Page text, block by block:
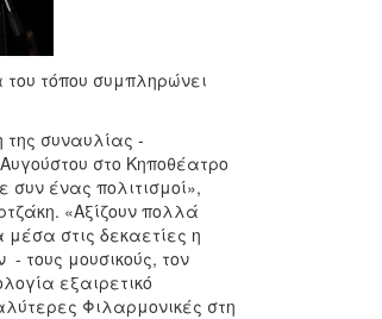
τόπου συμπληρώνει
συναυλίας -
στο Κηποθέατρο
συν ένας πολιτισμοί»,
«Αξίζουν πολλά
στις δεκαετίες η
τους μουσικούς, τον
εξαιρετικό
Φιλαρμονικές στη